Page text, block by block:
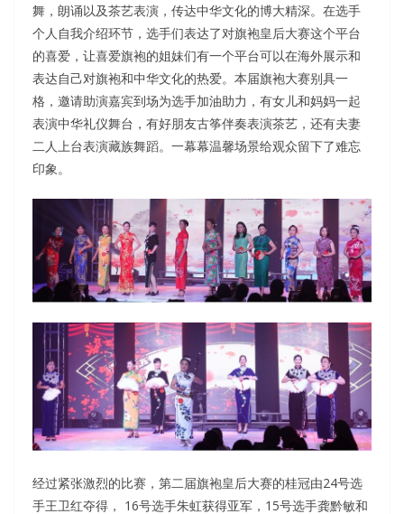
舞，朗诵以及茶艺表演，传达中华文化的博大精深。在选手
个人自我介绍环节，选手们表达了对旗袍皇后大赛这个平台
的喜爱，让喜爱旗袍的姐妹们有一个平台可以在海外展示和
表达自己对旗袍和中华文化的热爱。本届旗袍大赛别具一
格，邀请助演嘉宾到场为选手加油助力，有女儿和妈妈一起
表演中华礼仪舞台，有好朋友古筝伴奏表演茶艺，还有夫妻
二人上台表演藏族舞蹈。一幕幕温馨场景给观众留下了难忘
印象。
经过紧张激烈的比赛，第二届旗袍皇后大赛的桂冠由24号选
手王卫红夺得， 16号选手朱虹获得亚军，15号选手龚黔敏和